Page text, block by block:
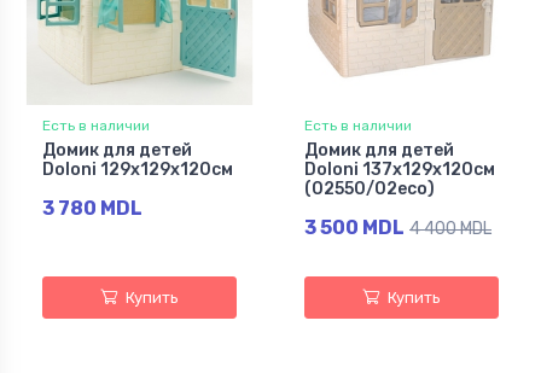
Есть в наличии
Домик для детей
Doloni 129х129x120см
3 780 MDL
Купить
Есть в наличии
Домик для детей
Doloni 137х129х120см
(02550/02eco)
3 500 MDL 4 400 MDL
Купить